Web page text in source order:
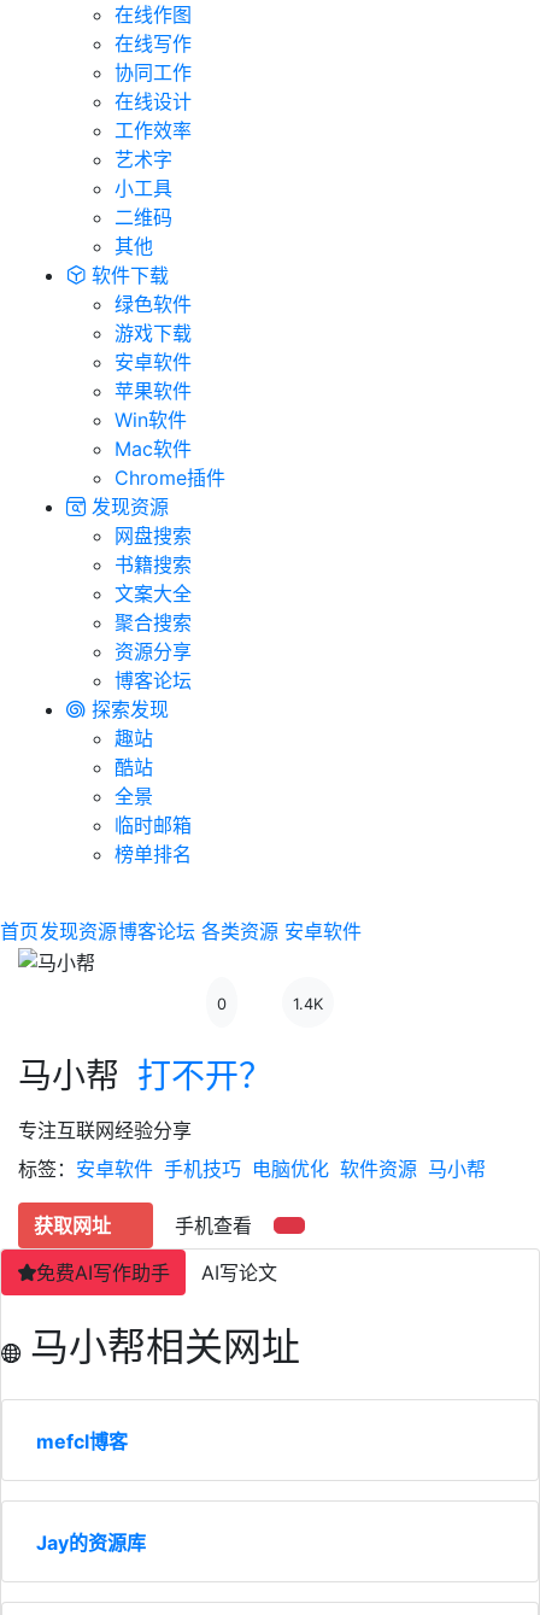
在线作图
在线写作
协同工作
在线设计
工作效率
艺术字
小工具
二维码
其他
软件下载
绿色软件
游戏下载
安卓软件
苹果软件
Win软件
Mac软件
Chrome插件
发现资源
网盘搜索
书籍搜索
文案大全
聚合搜索
资源分享
博客论坛
探索发现
趣站
酷站
全景
临时邮箱
榜单排名
首页发现资源博客论坛 各类资源 安卓软件
0 1.4K
马小帮 打不开？
专注互联网经验分享
标签： 安卓软件 手机技巧 电脑优化 软件资源 马小帮
获取网址
手机查看
免费AI写作助手
AI写论文
马小帮相关网址
mefcl博客
Jay的资源库